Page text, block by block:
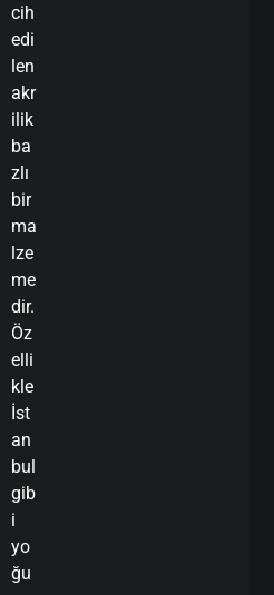
cih
edi
len
akr
ilik
ba
zlı
bir
ma
lze
me
dir.
Öz
elli
kle
İst
an
bul
gib
i
yo
ğu